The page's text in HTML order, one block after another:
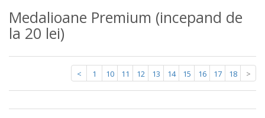
Medalioane Premium (incepand de
la 20 lei)
< 1 10 11 12 13 14 15 16 17 18 >